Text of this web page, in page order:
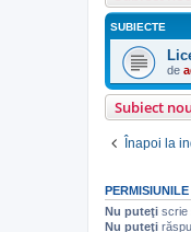
SUBIECTE
de
Subiect
Înapoi la
Nu puteţi scrie
Nu puteţi